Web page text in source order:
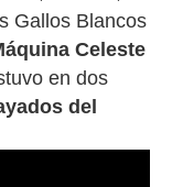
Gallos Blancos
Celeste
en dos
del